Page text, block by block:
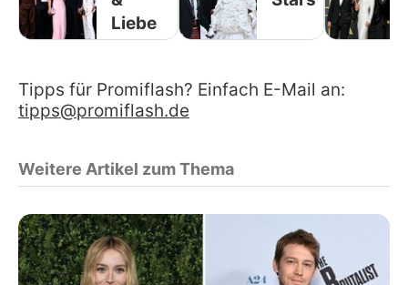
Liebe
Tipps für Promiflash? Einfach E-Mail an:
tipps@promiflash.de
Weitere Artikel zum Thema